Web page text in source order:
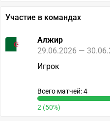
Участие в командах
Алжир
29.06.2026 —
Игрок
Всего матчей: 4
2 (50%)